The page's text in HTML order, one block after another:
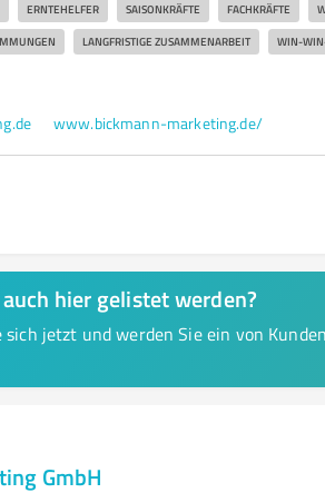
ERNTEHELFER SAISONKRÄFTE FACHKRÄFTE
LANGFRISTIGE ZUSAMMENARBEIT WIN-
www.bickmann-marketing.de/
hier gelistet werden?
sich jetzt und werden Sie ein von
GmbH